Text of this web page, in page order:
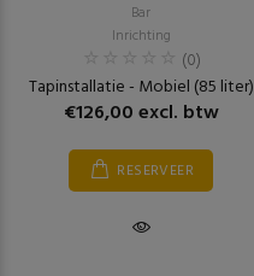
Bar
Inrichting
(0)
Tapinstallatie - Mobiel (85 liter)
€126,00 excl. btw
RESERVEER